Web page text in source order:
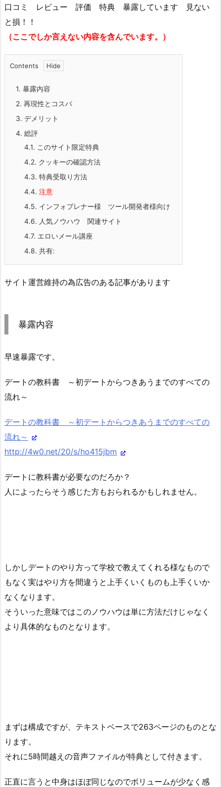
口コミ レビュー 評価 特典 暴露しています 見ない
と損！！
（ここでしか言えない内容を含んでいます。）
Contents
1. 暴露内容
2. 再現性とコスパ
3. デメリット
4. 総評
4.1. このサイト限定特典
4.2. クッキーの確認方法
4.3. 特典受取り方法
4.4. 注意
4.5. インフォプレナー様 ツール開発者様向け
4.6. 人気ノウハウ 関連サイト
4.7. エロいメール講座
4.8. 共有:
サイト運営維持の為広告のある記事があります
暴露内容
早速暴露です。
デートの教科書 ～初デートからつきあうまでのすべての
流れ～
デートの教科書 ～初デートからつきあうまでのすべての
流れ～
http://4w0.net/20/s/ho415jbm
デートに教科書が必要なのだろか？
人によったらそう感じた方もおられるかもしれません。
しかしデートのやり方って学校で教えてくれる様なもので
もなく実はやり方を間違うと上手くいくものも上手くいか
なくなります。
そういった意味ではこのノウハウは単に方法だけじゃなく
より具体的なものとなります。
まずは構成ですが、テキストベースで263ページのものとな
ります。
それに5時間越えの音声ファイルが特典として付きます。
正直に言うと中身はほぼ同じなのでボリュームが少なく感